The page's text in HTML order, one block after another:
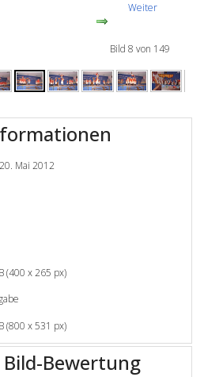
Weiter
Bild 8 von 149
Mai 2012
(400 x 265 px)
(800 x 531 px)
Bild-Bewertung